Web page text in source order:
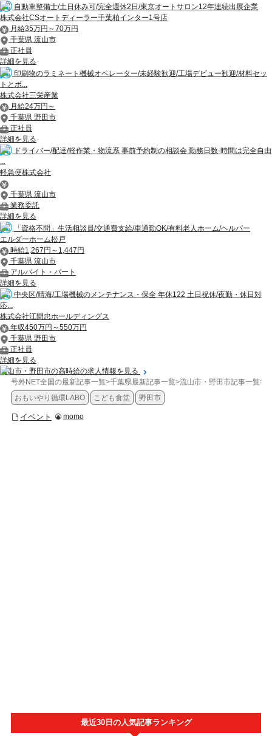
自動車整備士/土日休み可/完全週休2日/東京オートサロン12年連続出展企業
株式会社CSオートディーラー千葉柏インター1号店
月給35万円～70万円
千葉県 流山市
正社員
詳細を見る
印刷物のラミネート機械オペレーター/未経験歓迎/工場デビュー歓迎/材料セッ
トとボ...
株式会社三栄産業
月給24万円～
千葉県 野田市
正社員
詳細を見る
ドライバー/配達/軽作業・物流系 事前予約制の相談会 勤務日数·時間は完全自由
...
軽急便株式会社
千葉県 流山市
業務委託
詳細を見る
「資格不問」生活相談員/交通費支給/車通勤OK/有料老人ホーム/ヘルパー
エルダーホーム松戸
時給1,267円～1,447円
千葉県 流山市
アルバイト・パート
詳細を見る
中央区/晴海/工場機械のメンテナンス・保全 年休122 土日祝休/夜勤・休日対
応...
株式会社江間忠ホールディングス
年収450万円～550万円
千葉県 野田市
正社員
詳細を見る
流山市・野田市の高時給の求人情報を見る
号外NET全国の最新記事一覧>千葉県最新記事一覧>流山市・野田市記事一覧>
おもいやり循環LABO
こども食堂 野田市
イベント momo
最近30日の人気記事ランキング